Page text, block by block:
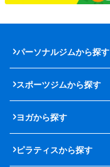
パーソナルジムから探す
スポーツジムから探す
ヨガから探す
ピラティスから探す